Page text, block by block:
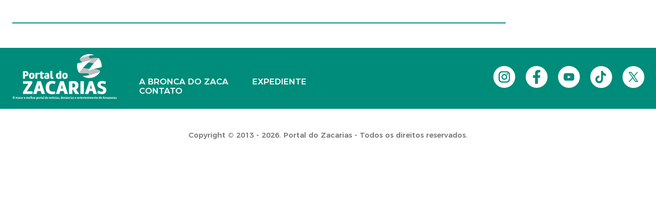
A BRONCA DO ZACA
EXPEDIENTE
CONTATO
Copyright © 2013 - 2026. Portal do Zacarias - Todos os direitos reservados.